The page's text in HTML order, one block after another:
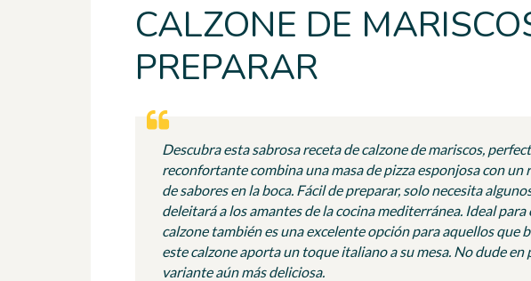
CALZONE DE
PREPARAR
Descubra esta sabrosa receta de calzone de mariscos,
reconfortante combina una masa de pizza esponjosa con
de sabores en la boca. Fácil de preparar, solo necesita
deleitará a los amantes de la cocina mediterránea. Ideal
calzone también es una excelente opción para aquellos
este calzone aporta un toque italiano a su mesa. No dude
variante aún más deliciosa.